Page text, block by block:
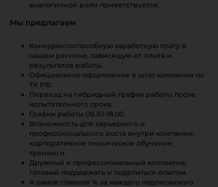
аналогичной роли приветствуется.
Мы предлагаем
Конкурентоспособную заработную плату в
нашем регионе, зависящую от опыта и
результатов работы.
Официальное оформление в штат компании по
ТК РФ.
Переход на гибридный график работы после
испытательного срока.
График работы 09.30-18.00.
Возможность для карьерного и
профессионального роста внутри компании:
корпоративное техническое обучение,
тренинги.
Дружный и профессиональный коллектив,
готовый поддержать и поделиться опытом.
А самое главное % за каждого подписанного